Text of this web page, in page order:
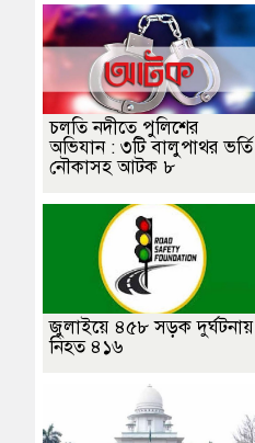
চলতি নদীতে পুলিশের
অভিযান : ৩টি বালুপাথর ভর্তি
নৌকাসহ আটক ৮
জুলাইয়ে ৪৫৮ সড়ক দুর্ঘটনায়
নিহত ৪১৬